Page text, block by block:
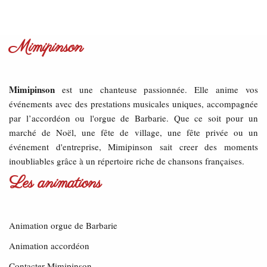
Mimipinson
Mimipinson est une chanteuse passionnée. Elle anime vos
événements avec des prestations musicales uniques, accompagnée
par l’accordéon ou l'orgue de Barbarie. Que ce soit pour un
marché de Noël, une fête de village, une fête privée ou un
événement d'entreprise, Mimipinson sait creer des moments
inoubliables grâce à un répertoire riche de chansons françaises.
Les animations
Animation orgue de Barbarie
Animation accordéon